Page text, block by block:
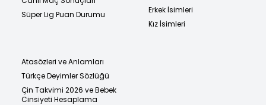
Süper Lig Puan Durumu
Erkek İsimleri
Kız İsimleri
Atasözleri ve Anlamları
Türkçe Deyimler Sözlüğü
Çin Takvimi 2026 ve Bebek
Cinsiyeti Hesaplama